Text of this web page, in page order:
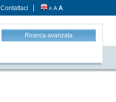
Contattaci A A A
Ricerca avanzata